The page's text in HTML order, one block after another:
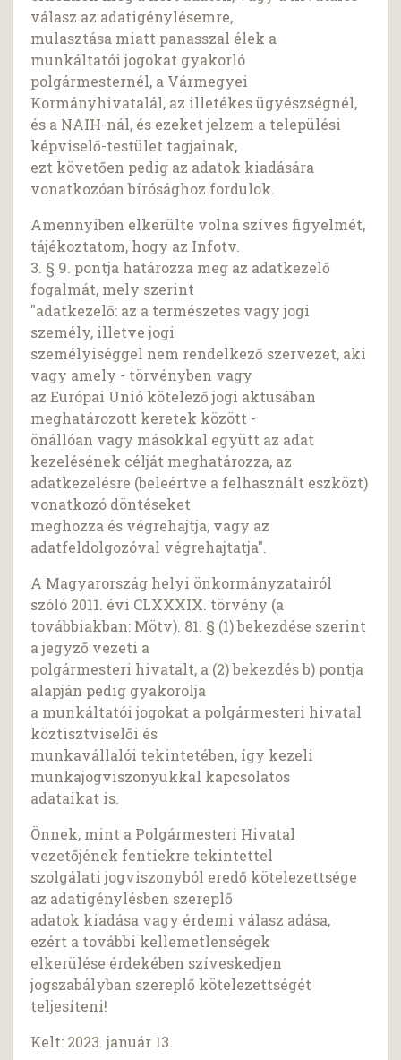
válasz az adatigénylésemre,
mulasztása miatt panasszal élek a
munkáltatói jogokat gyakorló
polgármesternél, a Vármegyei
Kormányhivatalál, az illetékes ügyészségnél,
és a NAIH-nál, és ezeket jelzem a települési
képviselő-testület tagjainak,
ezt követően pedig az adatok kiadására
vonatkozóan bírósághoz fordulok.
Amennyiben elkerülte volna szíves figyelmét,
tájékoztatom, hogy az Infotv.
3. § 9. pontja határozza meg az adatkezelő
fogalmát, mely szerint
"adatkezelő: az a természetes vagy jogi
személy, illetve jogi
személyiséggel nem rendelkező szervezet, aki
vagy amely - törvényben vagy
az Európai Unió kötelező jogi aktusában
meghatározott keretek között -
önállóan vagy másokkal együtt az adat
kezelésének célját meghatározza, az
adatkezelésre (beleértve a felhasznált eszközt)
vonatkozó döntéseket
meghozza és végrehajtja, vagy az
adatfeldolgozóval végrehajtatja".
A Magyarország helyi önkormányzatairól
szóló 2011. évi CLXXXIX. törvény (a
továbbiakban: Mötv). 81. § (1) bekezdése szerint
a jegyző vezeti a
polgármesteri hivatalt, a (2) bekezdés b) pontja
alapján pedig gyakorolja
a munkáltatói jogokat a polgármesteri hivatal
köztisztviselői és
munkavállalói tekintetében, így kezeli
munkajogviszonyukkal kapcsolatos
adataikat is.
Önnek, mint a Polgármesteri Hivatal
vezetőjének fentiekre tekintettel
szolgálati jogviszonyból eredő kötelezettsége
az adatigénylésben szereplő
adatok kiadása vagy érdemi válasz adása,
ezért a további kellemetlenségek
elkerülése érdekében szíveskedjen
jogszabályban szereplő kötelezettségét
teljesíteni!
Kelt: 2023. január 13.